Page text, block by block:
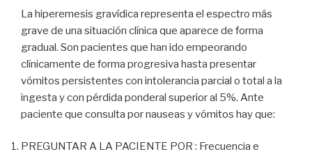
La hiperemesis gravídica representa el espectro más
grave de una situación clínica que aparece de forma
gradual. Son pacientes que han ido empeorando
clínicamente de forma progresiva hasta presentar
vómitos persistentes con intolerancia parcial o total a la
ingesta y con pérdida ponderal superior al 5%. Ante
paciente que consulta por nauseas y vómitos hay que:
PREGUNTAR A LA PACIENTE POR : Frecuencia e